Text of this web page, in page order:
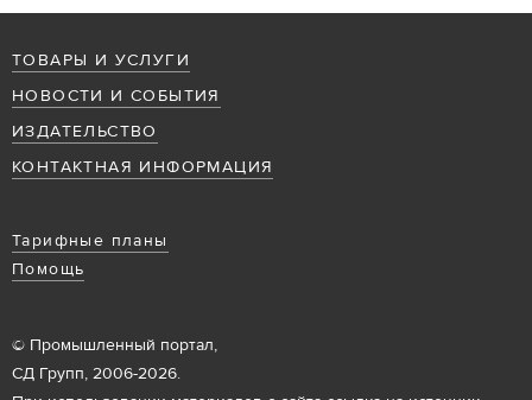
ТОВАРЫ И УСЛУГИ
НОВОСТИ И СОБЫТИЯ
ИЗДАТЕЛЬСТВО
КОНТАКТНАЯ ИНФОРМАЦИЯ
Тарифные планы
Помощь
© Промышленный портал,
СД Групп, 2006-2026.